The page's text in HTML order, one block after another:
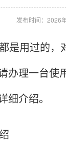
发布时间：2026
是用过的，
办理一台使
细介绍。